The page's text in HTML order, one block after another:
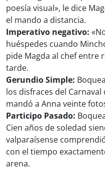
poesía visual», le dice
el mando a distancia.
Imperativo negativo:
huéspedes cuando
pide Magda al chef entre
tarde.
Gerundio Simple:
los disfraces del
mandó a Anna veinte
Participo Pasado:
Cien años de soledad
valparaísense
con el tiempo
arena.